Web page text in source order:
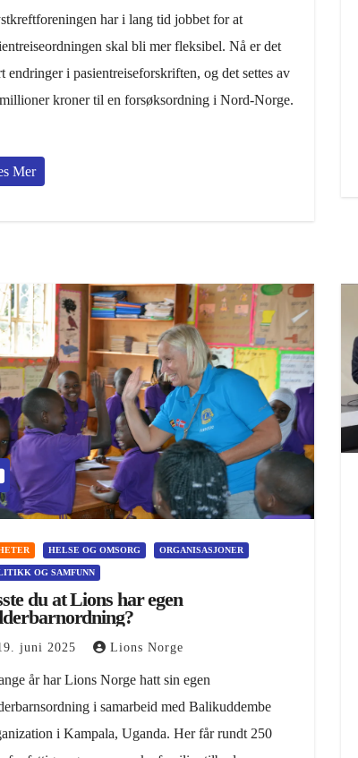
har i lang tid jobbet for at
skal bli mer fleksibel. Nå er det
endringer i pasientreiseforskriften, og det settes av
kroner til en forsøksordning i Nord-Norge.
Mer
HELSE OG OMSORG ORGANISASJONER
OG SAMFUNN
du at Lions har egen
juni 2025 Lions Norge
år har Lions Norge hatt sin egen
i samarbeid med Balikuddembe
i Kampala, Uganda. Her får rundt 250